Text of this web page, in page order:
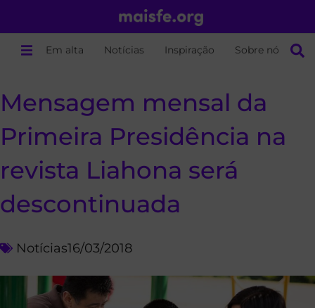
Em alta Notícias Inspiração Sobre nós
Mensagem mensal da
Primeira Presidência na
revista Liahona será
descontinuada
Notícias16/03/2018